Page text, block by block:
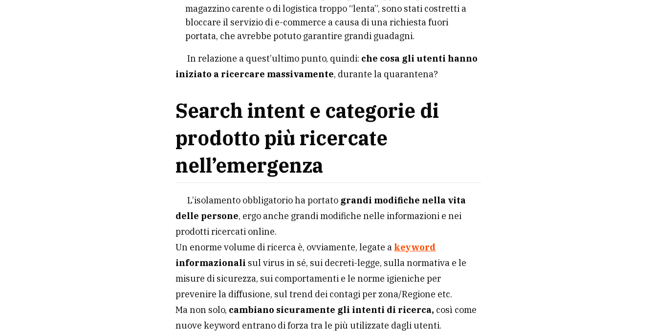
magazzino carente o di logistica troppo “lenta”, sono stati costretti a
bloccare il servizio di e-commerce a causa di una richiesta fuori
portata, che avrebbe potuto garantire grandi guadagni.
In relazione a quest’ultimo punto, quindi: che cosa gli utenti hanno
iniziato a ricercare massivamente, durante la quarantena?
Search intent e categorie di
prodotto più ricercate
nell’emergenza
L’isolamento obbligatorio ha portato grandi modifiche nella vita
delle persone, ergo anche grandi modifiche nelle informazioni e nei
prodotti ricercati online.
Un enorme volume di ricerca è, ovviamente, legate a keyword
informazionali sul virus in sé, sui decreti-legge, sulla normativa e le
misure di sicurezza, sui comportamenti e le norme igieniche per
prevenire la diffusione, sul trend dei contagi per zona/Regione etc.
Ma non solo, cambiano sicuramente gli intenti di ricerca, così come
nuove keyword entrano di forza tra le più utilizzate dagli utenti.